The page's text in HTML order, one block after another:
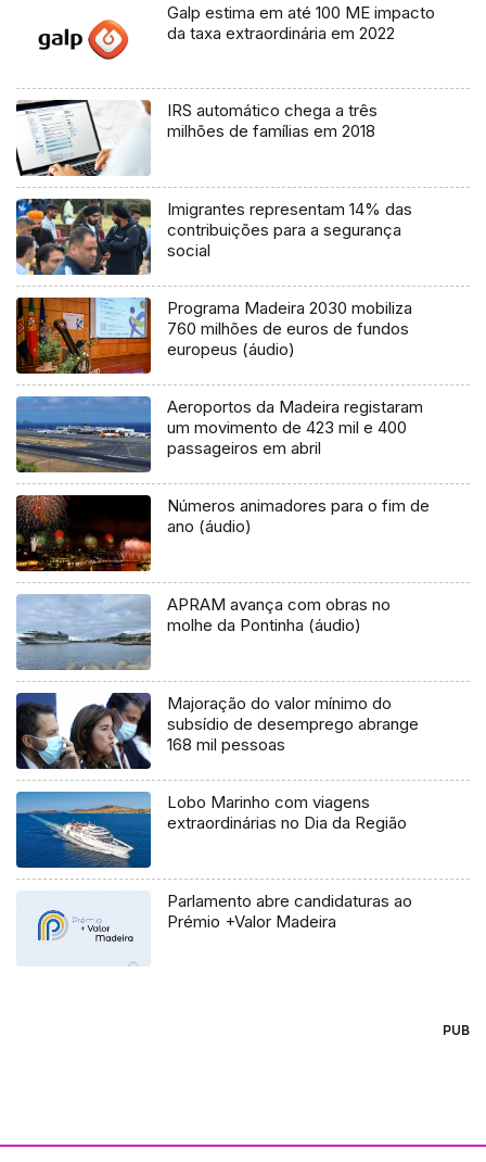
Galp estima em até 100 ME impacto
da taxa extraordinária em 2022
IRS automático chega a três
milhões de famílias em 2018
Imigrantes representam 14% das
contribuições para a segurança
social
Programa Madeira 2030 mobiliza
760 milhões de euros de fundos
europeus (áudio)
Aeroportos da Madeira registaram
um movimento de 423 mil e 400
passageiros em abril
Números animadores para o fim de
ano (áudio)
APRAM avança com obras no
molhe da Pontinha (áudio)
Majoração do valor mínimo do
subsídio de desemprego abrange
168 mil pessoas
Lobo Marinho com viagens
extraordinárias no Dia da Região
Parlamento abre candidaturas ao
Prémio +Valor Madeira
PUB